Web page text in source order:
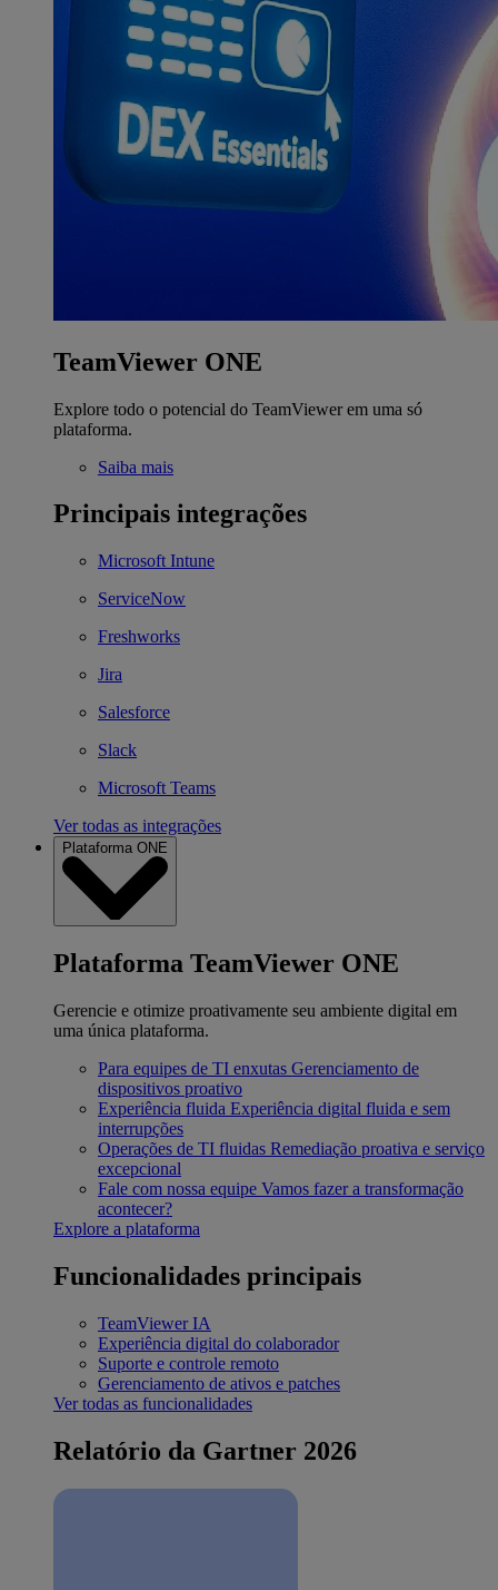
TeamViewer ONE
Explore todo o potencial do TeamViewer em uma só
plataforma.
Saiba mais
Principais integrações
Microsoft Intune
ServiceNow
Freshworks
Jira
Salesforce
Slack
Microsoft Teams
Ver todas as integrações
Plataforma ONE
Plataforma TeamViewer ONE
Gerencie e otimize proativamente seu ambiente digital em
uma única plataforma.
Para equipes de TI enxutas Gerenciamento de
dispositivos proativo
Experiência fluida Experiência digital fluida e sem
interrupções
Operações de TI fluidas Remediação proativa e serviço
excepcional
Fale com nossa equipe Vamos fazer a transformação
acontecer?
Explore a plataforma
Funcionalidades principais
TeamViewer IA
Experiência digital do colaborador
Suporte e controle remoto
Gerenciamento de ativos e patches
Ver todas as funcionalidades
Relatório da Gartner 2026